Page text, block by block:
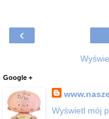
‹
Google +
Wyświetl mój